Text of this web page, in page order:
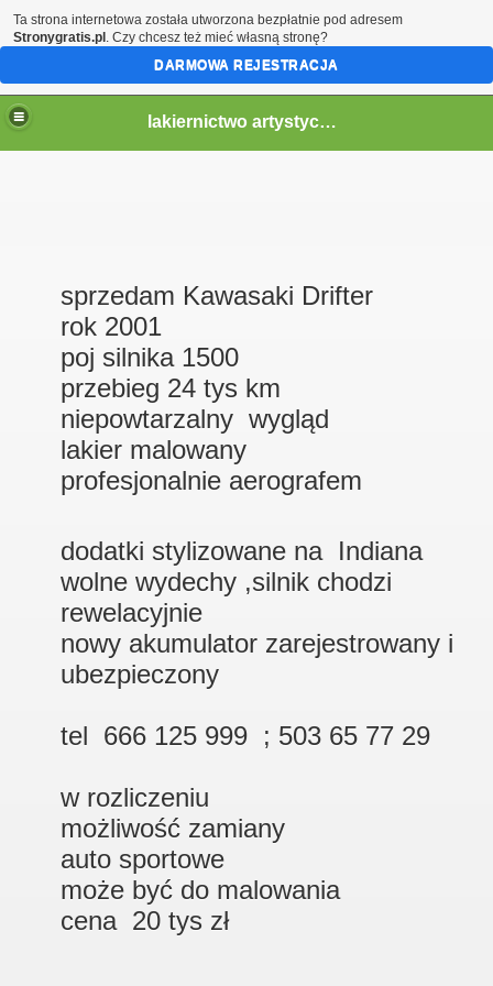
lakiernictwo artystyczne
sprzedam Kawasaki Drifter
rok 2001
poj silnika 1500
przebieg 24 tys km
niepowtarzalny wygląd
lakier malowany
profesjonalnie aerografem
dodatki stylizowane na Indiana
wolne wydechy ,silnik chodzi
rewelacyjnie
nowy akumulator zarejestrowany i
ubezpieczony
tel 666 125 999 ; 503 65 77 29
w rozliczeniu
możliwość zamiany
auto sportowe
może być do malowania
cena 20 tys zł
Ta strona internetowa została utworzona bezpłatnie pod adresem
Stronygratis.pl . Czy chcesz też mieć własną stronę?
DARMOWA REJESTRACJA